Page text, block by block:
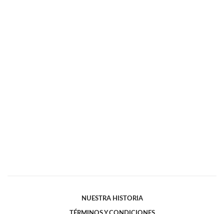
NUESTRA HISTORIA
TÉRMINOS Y CONDICIONES